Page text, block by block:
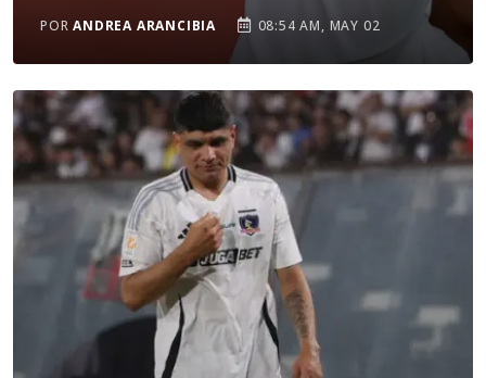
PORANDREA ARANCIBIA 08:54 AM, MAY 02